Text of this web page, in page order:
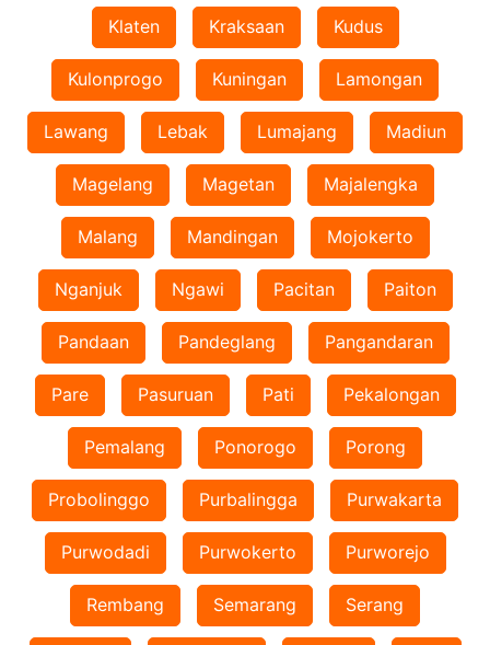
Klaten Kraksaan Kudus
Kulonprogo Kuningan Lamongan
Lawang Lebak Lumajang Madiun
Magelang Magetan Majalengka
Malang Mandingan Mojokerto
Nganjuk Ngawi Pacitan Paiton
Pandaan Pandeglang Pangandaran
Pare Pasuruan Pati Pekalongan
Pemalang Ponorogo Porong
Probolinggo Purbalingga Purwakarta
Purwodadi Purwokerto Purworejo
Rembang Semarang Serang